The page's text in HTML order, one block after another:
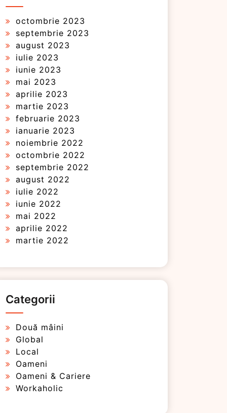
octombrie 2023
septembrie 2023
august 2023
iulie 2023
iunie 2023
mai 2023
aprilie 2023
martie 2023
februarie 2023
ianuarie 2023
noiembrie 2022
octombrie 2022
septembrie 2022
august 2022
iulie 2022
iunie 2022
mai 2022
aprilie 2022
martie 2022
Categorii
Două mâini
Global
Local
Oameni
Oameni & Cariere
Workaholic